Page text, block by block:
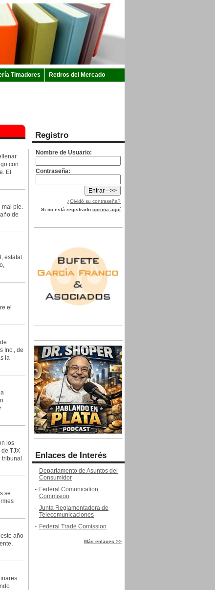
Timadores
Retiros del Mercado
con
El
mal pie.
de
estatal
el
Inc., de
la
los
TJX
se
año
Registro
Nombre de Usuario:
Contraseña:
¿Olvidó su contraseña?
Si no está registrado oprima aquí
Enlaces de Interés
- Departamento de Asuntos del
Consumidor
- Federal Comunication
Commision
- Junta Reglamentadora de
Telecomunicaciones
- Federal Trade Comission
Más enlaces >>